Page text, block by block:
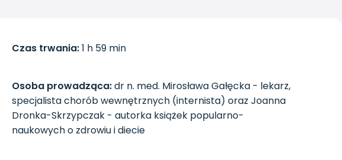
Czas trwania:1 h 59 min
Osoba prowadząca:dr n. med. Mirosława Gałęcka - lekarz,
specjalista chorób wewnętrznych (internista) oraz Joanna
Dronka-Skrzypczak - autorka książek popularno-
naukowych o zdrowiu i diecie